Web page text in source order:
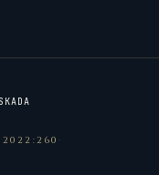
2022:260·